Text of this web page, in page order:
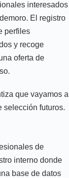
interesados
El registro
perfiles
y recoge
oferta de
que vayamos a
selección futuros.
de
interno donde
base de datos